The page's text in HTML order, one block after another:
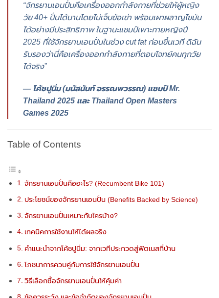
“จักรยานเอนปั่นคือเครื่องออกกำลังกายที่ช่วยให้ผู้หญิง
วัย 40+ ปั่นได้นานโดยไม่เจ็บข้อเข่า พร้อมเผาผลาญไขมัน
ได้อย่างมีประสิทธิภาพ ในฐานะแชมป์เพาะกายหญิงปี
2025 ที่ใช้จักรยานเอนปั่นในช่วง cut fat ก่อนขึ้นเวที ดิฉัน
รับรองว่านี่คือเครื่องออกกำลังกายที่ตอบโจทย์คนทุกวัย
ได้จริง”
— โค้ชปูนิ่ม (มนัสนันท์ อรรณพวรรณ) แชมป์ Mr.
Thailand 2025 และ Thailand Open Masters
Games 2025
Table of Contents
จักรยานเอนปั่นคืออะไร? (Recumbent Bike 101)
ประโยชน์ของจักรยานเอนปั่น (Benefits Backed by Science)
จักรยานเอนปั่นเหมาะกับใครบ้าง?
เทคนิคการใช้งานให้ได้ผลจริง
คำแนะนำจากโค้ชปูนิ่ม: จากเวทีประกวดสู่ฟิตเนสที่บ้าน
โภชนาการควบคู่กับการใช้จักรยานเอนปั่น
วิธีเลือกซื้อจักรยานเอนปั่นให้คุ้มค่า